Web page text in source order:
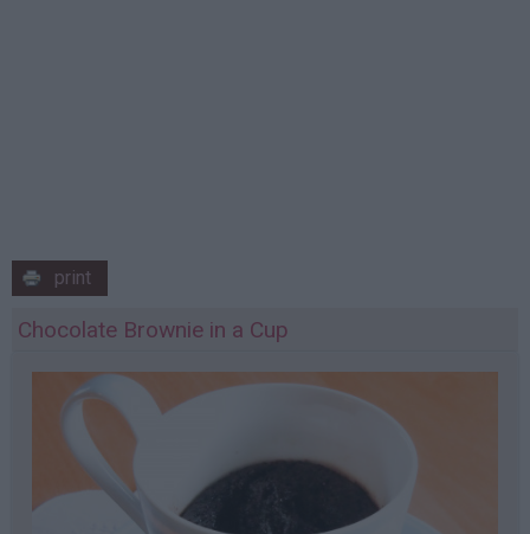
print
Chocolate Brownie in a Cup